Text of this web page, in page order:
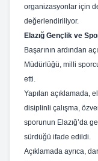
organizasyonlar için
değerlendiriliyor.
Elazığ Gençlik ve
Başarının ardından
Müdürlüğü, milli
etti.
Yapılan açıklamada,
disiplinli çalışma,
sporunun Elazığ’da
sürdüğü ifade edildi.
Açıklamada ayrıca,